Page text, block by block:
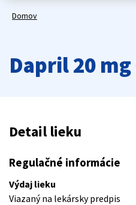
Domov
Dapril 20 mg
Detail lieku
Regulačné informácie
Výdaj lieku
Viazaný na lekársky predpis